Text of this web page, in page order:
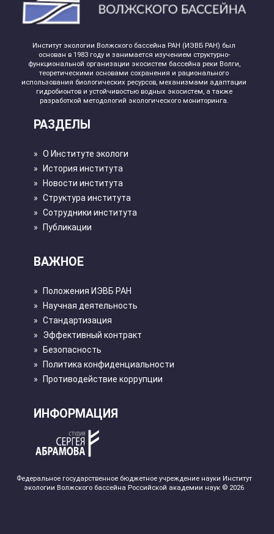
Институт экологии Волжского бассейна РАН (ИЭВБ РАН) был
основан в 1983 году и занимается изучением структурно-
функциональной организации экосистем бассейна реки Волги,
теоретическими основами сохранения и рационального
использования биологических ресурсов, механизмами адаптации
гидробионтов и устойчивостью водных экосистем, а также
разработкой методологий экологического мониторинга.
РАЗДЕЛЫ
» О Институте экологи
»
История института
»
Новости института
» Структура института
» Сотрудники института
»
Публикации
ВАЖНОЕ
»
Положения ИЭВБ РАН
»
Научная деятельность
» Стандартизация
»
Эффективный контракт
»
Безопасность
»
Политика конфиденциальности
»
Противодействие коррупции
ИНФОРМАЦИЯ
Федеральное государственное бюджетное учреждение науки Институт
экологии Волжского бассейна Российской академии наук © 2026